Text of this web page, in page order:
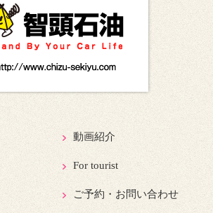
動画紹介
For tourist
ご予約・お問い合わせ